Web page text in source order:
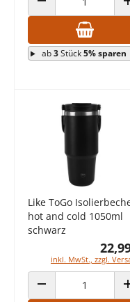
ANZAHL VERRINGERN
ab3Stück5% sparen
Like ToGo
hot and cold 1050ml
schwarz
inkl. MwSt., zzgl.
ANZAHL VERRINGERN